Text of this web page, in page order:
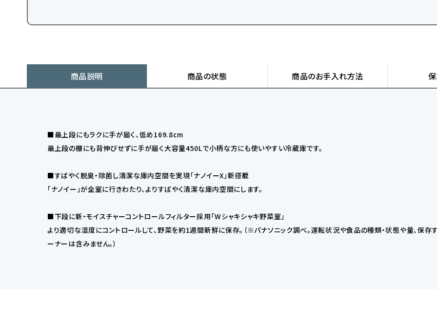
商品説明 商品の状態 商品のお手入れ方法
■最上段にもラクに手が届く、低め169.8cm
最上段の棚にも背伸びせずに手が届く大容量450Lで小柄な方にも使いやすい冷蔵庫です。
■すばやく脱臭・除菌し清潔な庫内空間を実現「ナノイーX」新搭載
「ナノイー」が全室に行きわたり、よりすばやく清潔な庫内空間にします。
■下段に新・モイスチャーコントロールフィルター採用「Wシャキシャキ野菜室」
より適切な湿度にコントロールして、野菜を約1週間新鮮に保存。（※パナソニック調べ。運転状況や食品の種類・状態や量、保
ーナーは含みません。）